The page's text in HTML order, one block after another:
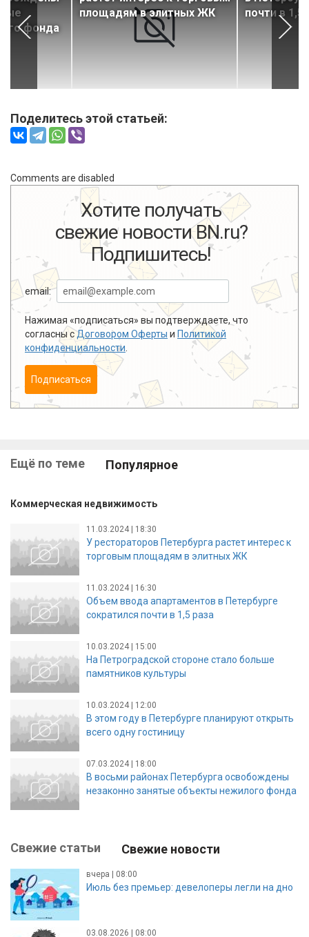
фонда
площадям в элитных ЖК
почти в 1,5
Поделитесь этой статьей:
Comments are disabled
Хотите получать
свежие новости BN.ru?
Подпишитесь!
email:
Нажимая «подписаться» вы подтверждаете, что
согласны сДоговором Оферты и Политикой
конфиденциальности
Подписаться
Ещё по теме Популярное
Коммерческая недвижимость
11.03.2024 | 18:30
У рестораторов Петербурга растет интерес к
торговым площадям в элитных ЖК
11.03.2024 | 16:30
Объем ввода апартаментов в Петербурге
сократился почти в 1,5 раза
10.03.2024 | 15:00
На Петроградской стороне стало больше
памятников культуры
10.03.2024 | 12:00
В этом году в Петербурге планируют открыть
всего одну гостиницу
07.03.2024 | 18:00
В восьми районах Петербурга освобождены
незаконно занятые объекты нежилого фонда
Свежие статьи Свежие новости
вчера | 08:00
Июль без премьер: девелоперы легли на дно
03.08.2026 | 08:00